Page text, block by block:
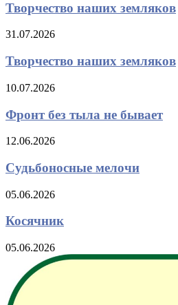
Творчество наших земляков
31.07.2026
Творчество наших земляков
10.07.2026
Фронт без тыла не бывает
12.06.2026
Судьбоносные мелочи
05.06.2026
Косячник
05.06.2026